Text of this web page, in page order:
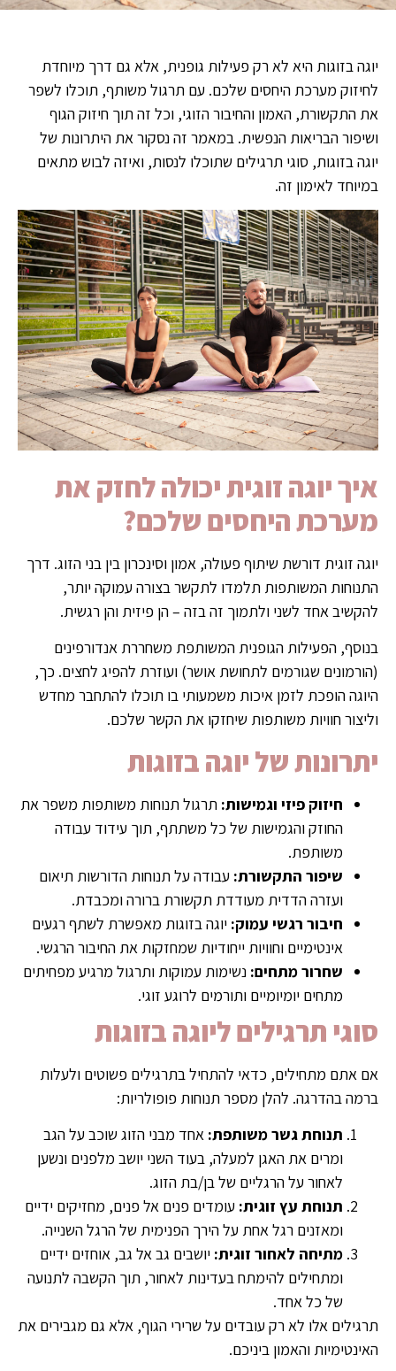
יוגה בזוגות היא לא רק פעילות גופנית, אלא גם דרך מיוחדת
לחיזוק מערכת היחסים שלכם. עם תרגול משותף, תוכלו לשפר
את התקשורת, האמון והחיבור הזוגי, וכל זה תוך חיזוק הגוף
ושיפור הבריאות הנפשית. במאמר זה נסקור את היתרונות של
יוגה בזוגות, סוגי תרגילים שתוכלו לנסות, ואיזה לבוש מתאים
במיוחד לאימון זה.
איך יוגה זוגית יכולה לחזק את
מערכת היחסים שלכם?
יוגה זוגית דורשת שיתוף פעולה, אמון וסינכרון בין בני הזוג. דרך
התנוחות המשותפות תלמדו לתקשר בצורה עמוקה יותר,
להקשיב אחד לשני ולתמוך זה בזה – הן פיזית והן רגשית.
בנוסף, הפעילות הגופנית המשותפת משחררת אנדורפינים
(הורמונים שגורמים לתחושת אושר) ועוזרת להפיג לחצים. כך,
היוגה הופכת לזמן איכות משמעותי בו תוכלו להתחבר מחדש
וליצור חוויות משותפות שיחזקו את הקשר שלכם.
יתרונות של יוגה בזוגות
חיזוק פיזי וגמישות: תרגול תנוחות משותפות משפר את
החוזק והגמישות של כל משתתף, תוך עידוד עבודה
משותפת.
שיפור התקשורת: עבודה על תנוחות הדורשות תיאום
ועזרה הדדית מעודדת תקשורת ברורה ומכבדת.
חיבור רגשי עמוק: יוגה בזוגות מאפשרת לשתף רגעים
אינטימיים וחוויות ייחודיות שמחזקות את החיבור הרגשי.
שחרור מתחים: נשימות עמוקות ותרגול מרגיע מפחיתים
מתחים יומיומיים ותורמים לרוגע זוגי.
סוגי תרגילים ליוגה בזוגות
אם אתם מתחילים, כדאי להתחיל בתרגילים פשוטים ולעלות
ברמה בהדרגה. להלן מספר תנוחות פופולריות:
תנוחת גשר משותפת: אחד מבני הזוג שוכב על הגב
ומרים את האגן למעלה, בעוד השני יושב מלפנים ונשען
לאחור על הרגליים של בן/בת הזוג.
תנוחת עץ זוגית: עומדים פנים אל פנים, מחזיקים ידיים
ומאזנים רגל אחת על הירך הפנימית של הרגל השנייה.
מתיחה לאחור זוגית: יושבים גב אל גב, אוחזים ידיים
ומתחילים להימתח בעדינות לאחור, תוך הקשבה לתנועה
של כל אחד.
תרגילים אלו לא רק עובדים על שרירי הגוף, אלא גם מגבירים את
האינטימיות והאמון ביניכם.